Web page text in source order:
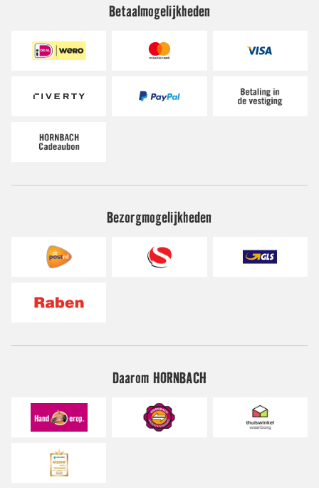
Betaalmogelijkheden
Bezorgmogelijkheden
Daarom HORNBACH